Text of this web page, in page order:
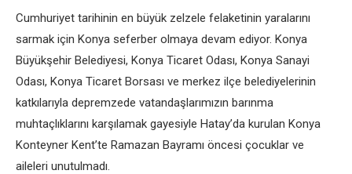
Cumhuriyet tarihinin en büyük zelzele felaketinin yaralarını
sarmak için Konya seferber olmaya devam ediyor. Konya
Büyükşehir Belediyesi, Konya Ticaret Odası, Konya Sanayi
Odası, Konya Ticaret Borsası ve merkez ilçe belediyelerinin
katkılarıyla depremzede vatandaşlarımızın barınma
muhtaçlıklarını karşılamak gayesiyle Hatay’da kurulan Konya
Konteyner Kent’te Ramazan Bayramı öncesi çocuklar ve
aileleri unutulmadı.